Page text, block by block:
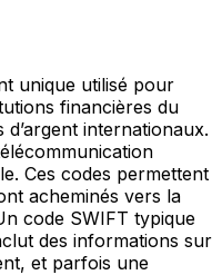
unique utilisé pour
financières du
internationaux.
Ces codes permettent
acheminés vers la
code SWIFT typique
des informations sur
et parfois une